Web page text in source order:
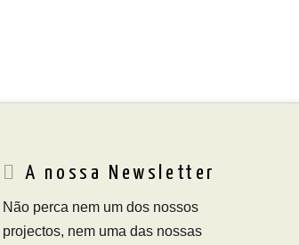
A nossa Newsletter
Não perca nem um dos nossos
projectos, nem uma das nossas